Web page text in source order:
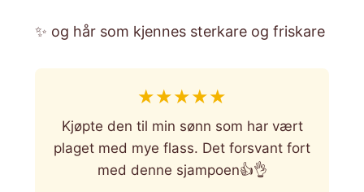
✨ og hår som kjennes sterkare og friskare
★★★★★
Kjøpte den til min sønn som har vært
plaget med mye flass. Det forsvant fort
med denne sjampoen👍👌